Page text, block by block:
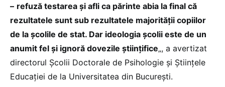
– refuză testarea și afli ca părinte abia la final că
rezultatele sunt sub rezultatele majorității copiilor
de la școlile de stat. Dar ideologia școlii este de un
anumit fel și ignoră dovezile științifice„, a avertizat
directorul Școlii Doctorale de Psihologie și Științele
Educației de la Universitatea din București.